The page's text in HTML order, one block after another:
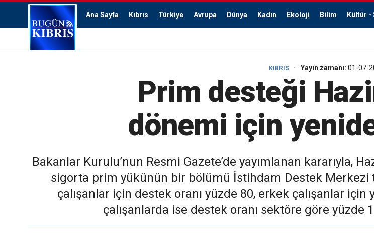
Ana Sayfa Kıbrıs Türkiye Avrupa Dünya Kadın Ekoloji Bilim Kültür -
KIBRIS Yayın zamanı: 01-07-
Prim desteği
dönemi için
Bakanlar Kurulu’nun Resmi Gazete’de yayımlanan kararıyla,
sigorta prim yükünün bir bölümü İstihdam Destek Merkezi
çalışanlar için destek oranı yüzde 80, erkek çalışanlar için
çalışanlarda ise destek oranı sektöre göre yüzde